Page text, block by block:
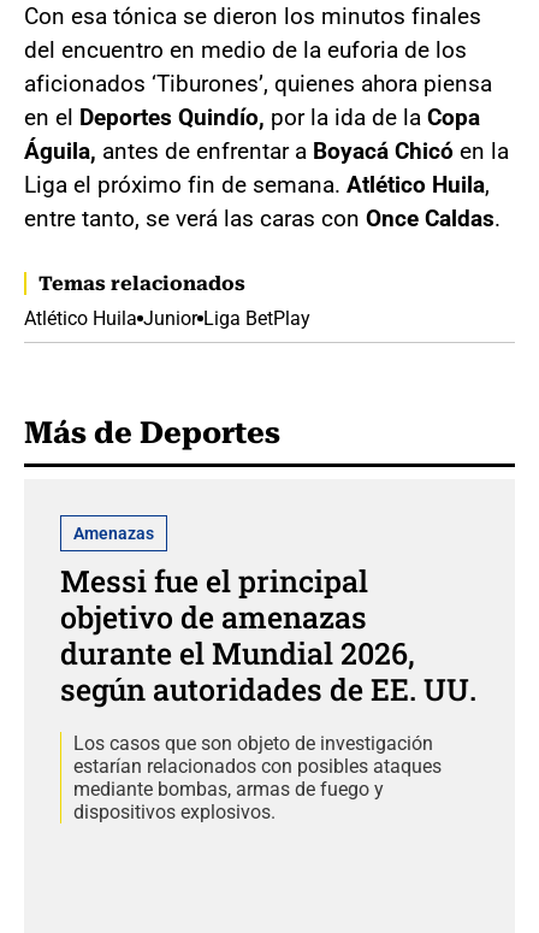
Con esa tónica se dieron los minutos finales
del encuentro en medio de la euforia de los
aficionados ‘Tiburones’, quienes ahora piensa
en el Deportes Quindío, por la ida de la Copa
Águila, antes de enfrentar a Boyacá Chicó en la
Liga el próximo fin de semana. Atlético Huila,
entre tanto, se verá las caras con Once Caldas.
Temas relacionados
Atlético Huila Junior Liga BetPlay
Más de Deportes
Amenazas
Messi fue el principal
objetivo de amenazas
durante el Mundial 2026,
según autoridades de EE. UU.
Los casos que son objeto de investigación
estarían relacionados con posibles ataques
mediante bombas, armas de fuego y
dispositivos explosivos.